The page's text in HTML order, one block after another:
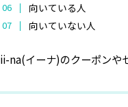
向いている人
向いていない人
ii-na(イーナ)のクーポンや